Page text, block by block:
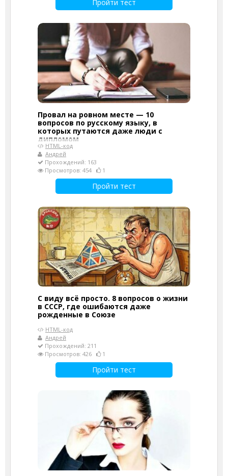
Пройти тест
Провал на ровном месте — 10
вопросов по русскому языку, в
которых путаются даже люди с
дипломом
HTML-код
Андрей
Прохождений: 163
Просмотров: 454
1
Пройти тест
С виду всё просто. 8 вопросов о жизни
в СССР, где ошибаются даже
рожденные в Союзе
HTML-код
Андрей
Прохождений: 211
Просмотров: 426
1
Пройти тест